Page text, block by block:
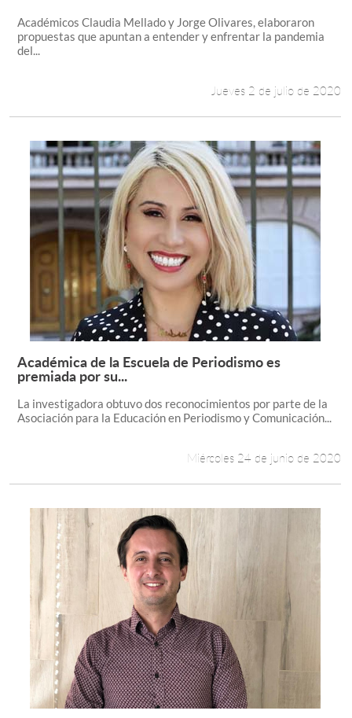
Académicos Claudia Mellado y Jorge Olivares, elaboraron
propuestas que apuntan a entender y enfrentar la pandemia
del...
Jueves 2 de julio de 2020
Leer más +
Académica de la Escuela de Periodismo es
premiada por su...
La investigadora obtuvo dos reconocimientos por parte de la
Asociación para la Educación en Periodismo y Comunicación...
Miércoles 24 de junio de 2020